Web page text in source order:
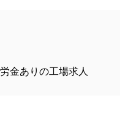
金ありの工場求人